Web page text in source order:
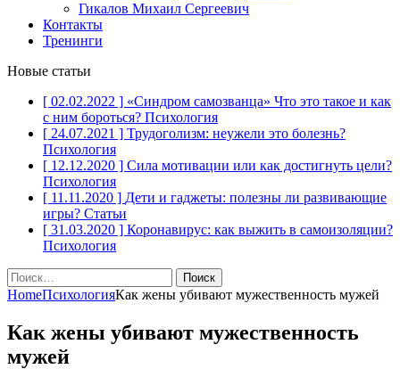
Гикалов Михаил Сергеевич
Контакты
Тренинги
Новые статьи
[ 02.02.2022 ] «Синдром самозванца» Что это такое и как
с ним бороться? Психология
[ 24.07.2021 ] Трудоголизм: неужели это болезнь?
Психология
[ 12.12.2020 ] Сила мотивации или как достигнуть цели?
Психология
[ 11.11.2020 ] Дети и гаджеты: полезны ли развивающие
игры? Статьи
[ 31.03.2020 ] Коронавирус: как выжить в самоизоляции?
Психология
Найти:
HomeПсихологияКак жены убивают мужественность мужей
Как жены убивают мужественность
мужей